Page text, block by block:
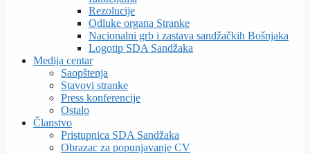
Rezolucije
Odluke organa Stranke
Nacionalni grb i zastava sandžačkih Bošnjaka
Logotip SDA Sandžaka
Medija centar
Saopštenja
Stavovi stranke
Press konferencije
Ostalo
Članstvo
Pristupnica SDA Sandžaka
Obrazac za popunjavanje CV